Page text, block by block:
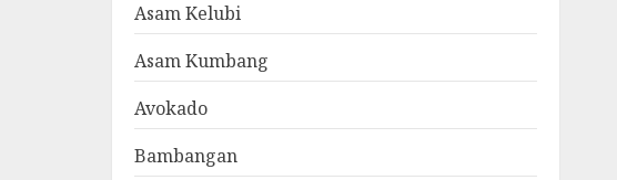
Asam Kelubi
Asam Kumbang
Avokado
Bambangan